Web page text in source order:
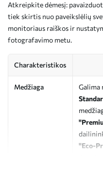
Atkreipkite dėmesį:
tiek skirtis nuo paveikslėlių
monitoriaus raiškos ir
fotografavimo metu.
Charakteristikos
Medžiaga
Galima
"Eco-